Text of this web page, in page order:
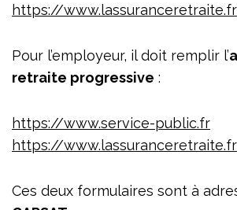
https://www.lassuranceretraite.fr
Pour l’employeur, il doit remplir l’
retraite progressive :
https://www.service-public.fr
https://www.lassuranceretraite.fr
Ces deux formulaires sont à